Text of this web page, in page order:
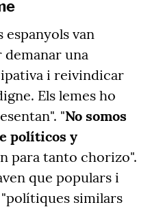
espanyols van
una
i reivindicar
Els lemes ho
"No somos
políticos y
para tanto chorizo".
que populars i
similars